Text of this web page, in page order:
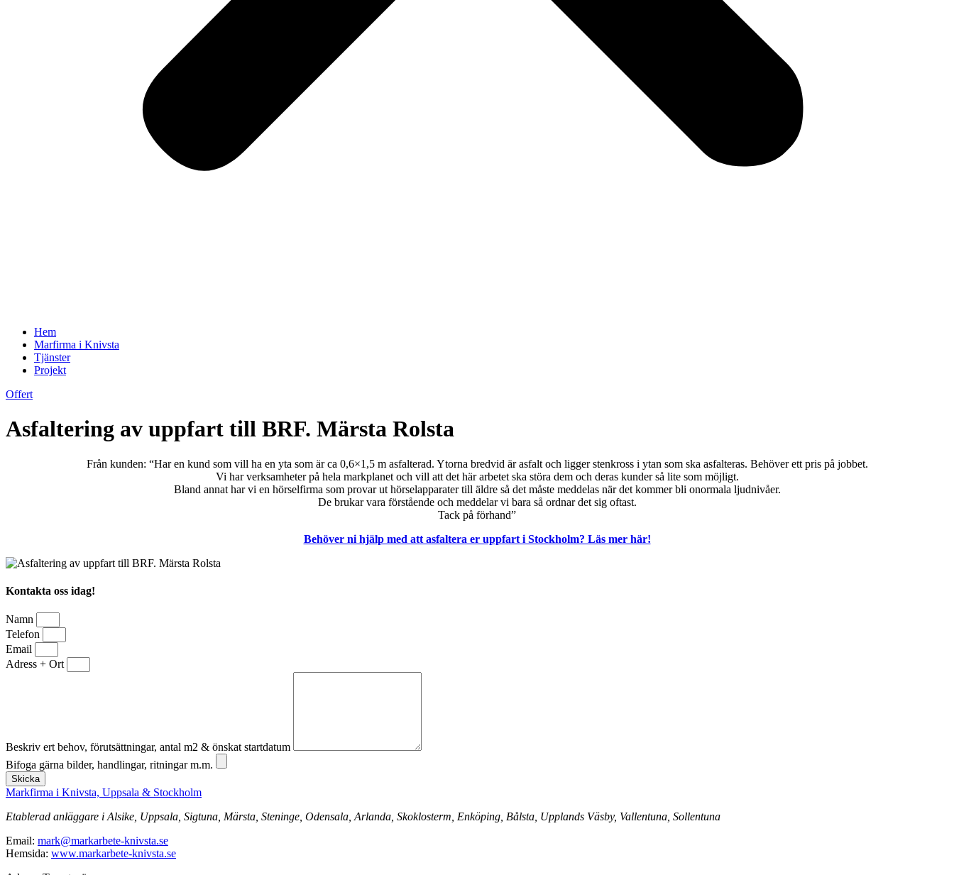
Hem
Marfirma i Knivsta
Tjänster
Projekt
Offert
Asfaltering av uppfart till BRF. Märsta Rolsta
Från kunden: “Har en kund som vill ha en yta som är ca 0,6×1,5 m asfalterad. Ytorna bredvid är asfalt och ligger stenkross i ytan som ska asfalteras. Behöver ett pris på jobbet.
Vi har verksamheter på hela markplanet och vill att det här arbetet ska störa dem och deras kunder så lite som möjligt.
Bland annat har vi en hörselfirma som provar ut hörselapparater till äldre så det måste meddelas när det kommer bli onormala ljudnivåer.
De brukar vara förstående och meddelar vi bara så ordnar det sig oftast.
Tack på förhand”
Behöver ni hjälp med att asfaltera er uppfart i Stockholm? Läs mer här!
Kontakta oss idag!
Namn
Telefon
Email
Adress + Ort
Beskriv ert behov, förutsättningar, antal m2 & önskat startdatum
Bifoga gärna bilder, handlingar, ritningar m.m.
Skicka
Markfirma i Knivsta, Uppsala & Stockholm
Etablerad anläggare i Alsike, Uppsala, Sigtuna, Märsta, Steninge, Odensala, Arlanda, Skoklosterm, Enköping, Bålsta, Upplands Väsby, Vallentuna, Sollentuna
Email: mark@markarbete-knivsta.se
Hemsida: www.markarbete-knivsta.se